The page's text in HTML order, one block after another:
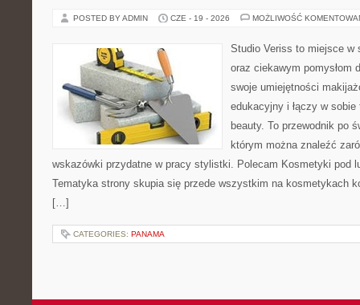
POSTED BY ADMIN CZE - 19 - 2026 MOŻLIWOŚĆ
Studio Veriss to miejsce w
oraz ciekawym pomysłom
swoje umiejętności
edukacyjny i łączy w
beauty. To przewodnik po
którym można znaleźć
wskazówki przydatne w pracy stylistki. Polecam Kosmetyki pod
Tematyka strony skupia się przede wszystkim na kosmetykach
[…]
CATEGORIES: PANAMA